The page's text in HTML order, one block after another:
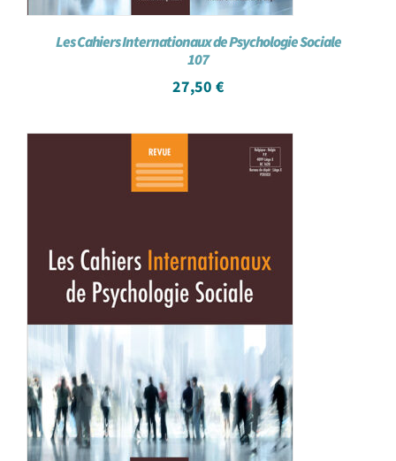
Les Cahiers Internationaux de Psychologie Sociale
107
27,50 €